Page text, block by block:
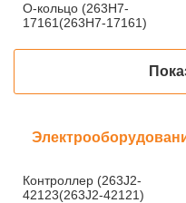
О-кольцо (263H7-
17161(263H7-17161)
Контроллер (263J2-
42123(263J2-42121)